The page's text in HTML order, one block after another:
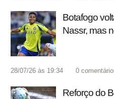
Botafogo
Nassr, mas
28/07/26 às 19:34 0
Reforço do